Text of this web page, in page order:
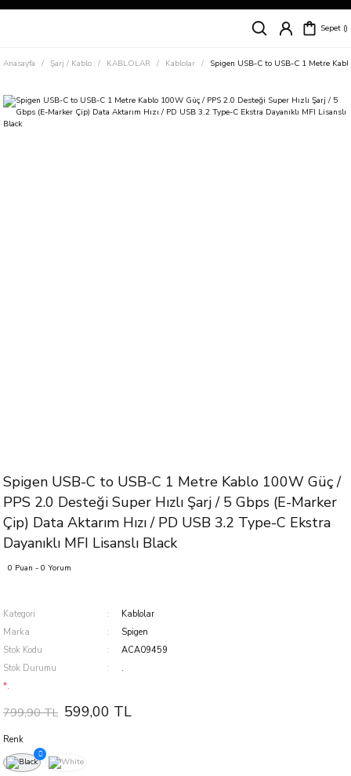
Siparişleriniz
Süper İndirimli Fiyatlar
Sepet
Anasayfa Şarj / Kablo KABLOLAR Kablolar Spigen USB-C to USB-C 1 Metre
Spigen USB-C to USB-C 1 Metre Kablo 100W Güç /
PPS 2.0 Desteği Super Hızlı Şarj / 5 Gbps (E-Marker
Çip) Data Aktarım Hızı / PD USB 3.2 Type-C Ekstra
Dayanıklı MFI Lisanslı Black
0 Puan - 0 Yorum
Kategori
Kablolar
Marka
Spigen
Stok Kodu
ACA09459
Stok Durumu
.
*.
799,90 TL 599,00 TL
Renk